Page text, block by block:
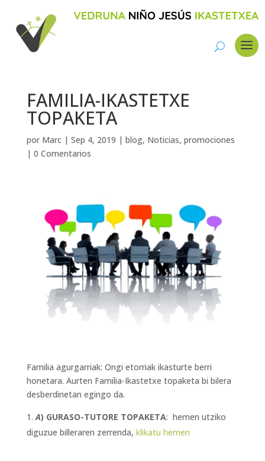
FAMILIA-IKASTETXE
TOPAKETA
por Marc| Sep 4, 2019 | blog, Noticias, promociones
| 0 Comentarios
Familia agurgarriak: Ongi etorriak ikasturte berri
honetara. Aurten Familia-Ikastetxe topaketa bi bilera
desberdinetan egingo da.
A) GURASO-TUTORE TOPAKETA: hemen utziko
diguzue billeraren zerrenda, klikatu hemen